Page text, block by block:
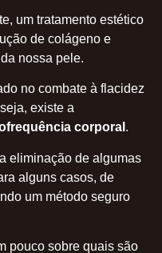
um tratamento estético
de colágeno e
nossa pele.
no combate à flacidez
existe a
corporal .
eliminação de algumas
alguns casos, de
um método seguro
pouco sobre quais são